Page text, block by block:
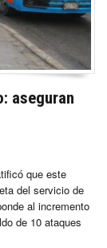
aseguran
que este
del servicio de
al incremento
de 10 ataques